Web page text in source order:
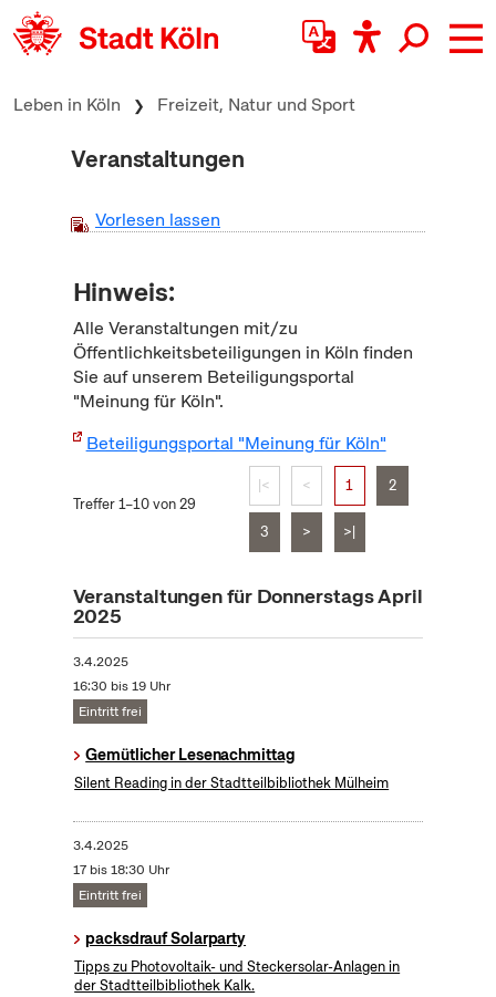
zum Inhalt springen
Leben in Köln Freizeit, Natur und Sport
Veranstaltungen
Vorlesen lassen
Hinweis:
Alle Veranstaltungen mit/zu
Öffentlichkeitsbeteiligungen in Köln finden
Sie auf unserem Beteiligungsportal
"Meinung für Köln".
Beteiligungsportal "Meinung für Köln"
Treffer 1–10 von 29
|< < 1 2
3 > >|
Veranstaltungen für Donnerstags April
2025
3.4.2025
16:30 bis 19 Uhr
Eintritt frei
Gemütlicher Lesenachmittag
Silent Reading in der Stadtteilbibliothek Mülheim
3.4.2025
17 bis 18:30 Uhr
Eintritt frei
packsdrauf Solarparty
Tipps zu Photovoltaik- und Steckersolar-Anlagen in
der Stadtteilbibliothek Kalk.